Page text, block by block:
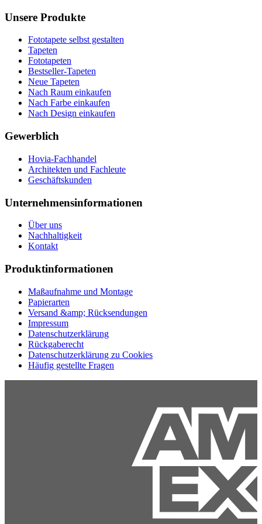
Unsere Produkte
Fototapete selbst gestalten
Tapeten
Fototapeten
Bestseller-Tapeten
Neue Tapeten
Nach Raum einkaufen
Nach Farbe einkaufen
Nach Design einkaufen
Gewerblich
Hovia-Fachhandel
Architekten und Fachleute
Geschäftskunden
Unternehmensinformationen
Über uns
Nachhaltigkeit
Kontakt
Produktinformationen
Maßaufnahme und Montage
Papierarten
Versand &amp; Rücksendungen
Impressum
Datenschutzerklärung
Rückgaberecht
Datenschutzerklärung zu Cookies
Häufig gestellte Fragen